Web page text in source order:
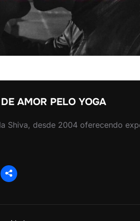
AMOR PELO YOGA
Shiva, desde 2004 oferecendo